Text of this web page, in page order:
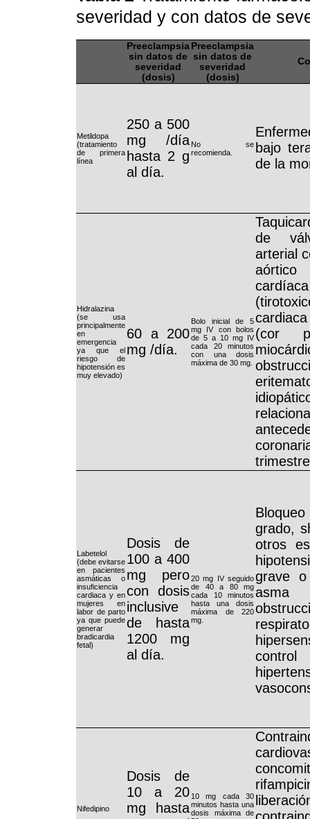
severidad y con datos de
Preeclampsia
sin datos de
severidad
(dosis)
Preeclampsia
sin datos de
severidad
(dosis)
Metildopa
(tratamiento
de primera
línea
250 a 500
mg /día
hasta 2 g
al día.
No se
recomienda.
bajo
de la
Hidralazina
(se usa
principalmente
en
emergencia
ya que el
riesgo de
hipotensión es
muy elevado)
60 a 200
mg /día.
Bolo inicial de 5
mg IV con bolos
de 5 a 10 mg IV
cada 20 minutos
con una dosis
máxima de 30 mg.
de
arterial
aórtico
(cor
Labetelol
(debe evitarse
en pacientes
asmáticas o
insuficiencia
cardiaca y en
mujeres en
labor de parto
ya que puede
generar
bradicardia
fetal)
Dosis de
100 a 400
mg pero
con dosis
inclusive
de hasta
1200 mg
al día.
20 mg IV seguido
de 40 a 80 mg
cada 10 minutos
hasta una dosis
máxima de 220
mg.
grado,
otros
grave o
Nifedipino
Dosis de
10 a 20
mg hasta
10 mg cada 30
minutos hasta una
dosis máxima de